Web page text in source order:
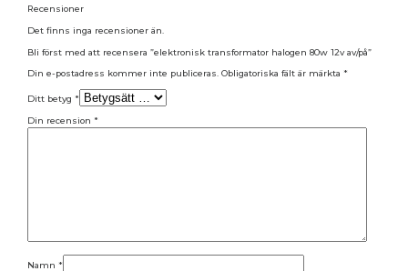
Recensioner
Det finns inga recensioner än.
Bli först med att recensera ”elektronisk transformator halogen 80w 12v av/på”
Din e-postadress kommer inte publiceras. Obligatoriska fält är märkta *
Ditt betyg *
Din recension *
Namn *